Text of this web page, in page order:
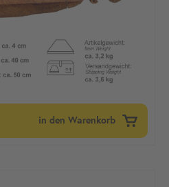
in den Warenkorb